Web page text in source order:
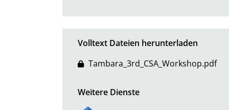
Volltext Dateien herunterladen
Tambara_3rd_CSA_Workshop.pdf
Weitere Dienste